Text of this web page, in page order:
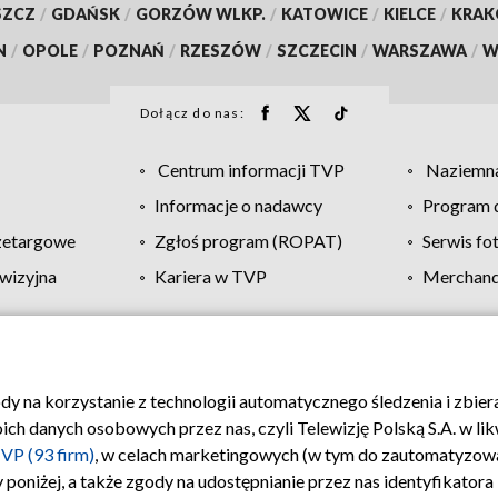
/ GDAŃSK / GORZÓW WLKP. / KATOWICE / KIELCE /
/ OPOLE / POZNAŃ / RZESZÓW / SZCZECIN / WARSZAWA /
Dołącz do nas:
Centrum informacji TVP
Informacje o nadawcy
Program
Zgłoś program (ROPAT)
Serwis
Kariera w TVP
Polityka prywatności Moje zgody Pomoc Biuro
na korzystanie z technologii automatycznego śledzenia i
danych osobowych przez nas, czyli Telewizję Polską S.A. w
(93 firm), w celach marketingowych (w tym do
a także zgody na udostępnianie przez nas